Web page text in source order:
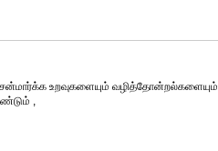
உறவுகளையும் வழித்தோன்றல்களையும்
,